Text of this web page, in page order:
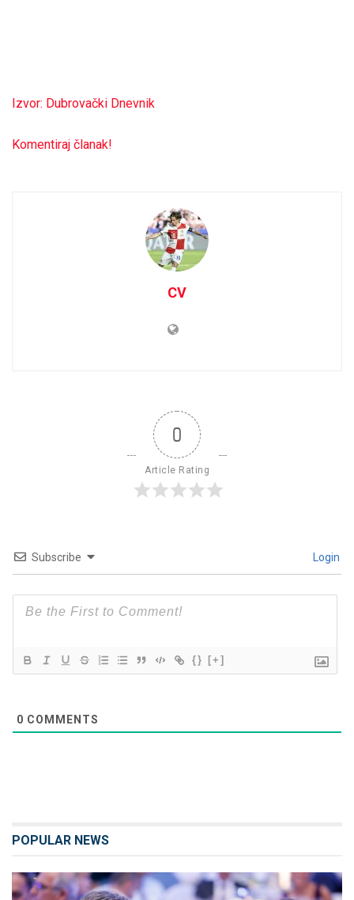
Izvor: Dubrovački Dnevnik
Komentiraj članak!
CV
0
Article Rating
Subscribe Login
{} [+]
0 COMMENTS
POPULAR NEWS